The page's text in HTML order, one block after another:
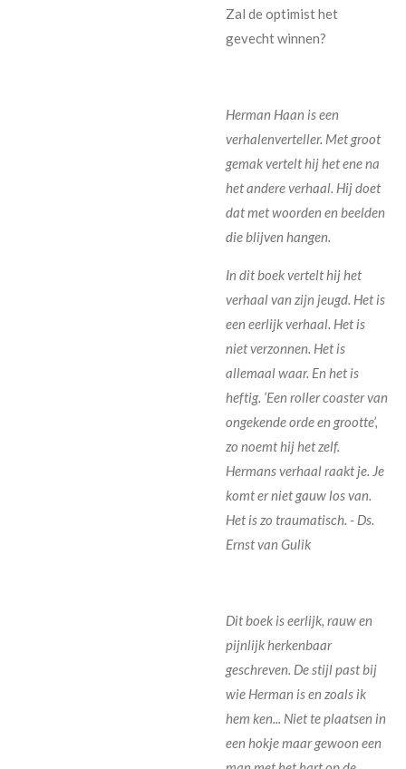
Zal de optimist het
gevecht winnen?
Herman Haan is een
verhalenverteller. Met groot
gemak vertelt hij het ene na
het andere verhaal. Hij doet
dat met woorden en beelden
die blijven hangen.
In dit boek vertelt hij het
verhaal van zijn jeugd. Het is
een eerlijk verhaal. Het is
niet verzonnen. Het is
allemaal waar. En het is
heftig. ‘Een roller coaster van
ongekende orde en grootte’,
zo noemt hij het zelf.
Hermans verhaal raakt je. Je
komt er niet gauw los van.
Het is zo traumatisch. - Ds.
Ernst van Gulik
Dit boek is eerlijk, rauw en
pijnlijk herkenbaar
geschreven. De stijl past bij
wie Herman is en zoals ik
hem ken... Niet te plaatsen in
een hokje maar gewoon een